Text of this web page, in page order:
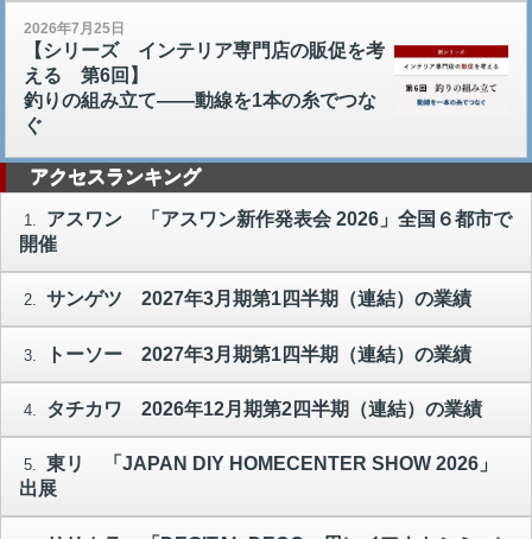
2026年7月25日
【シリーズ インテリア専門店の販促を考
える 第6回】
釣りの組み立て――動線を1本の糸でつな
ぐ
アクセスランキング
1.
アスワン 「アスワン新作発表会 2026」全国６都市で
開催
2. サンゲツ 2027年3月期第1四半期（連結）の業績
3. トーソー 2027年3月期第1四半期（連結）の業績
4. タチカワ 2026年12月期第2四半期（連結）の業績
5. 東リ 「JAPAN DIY HOMECENTER SHOW 2026」
出展